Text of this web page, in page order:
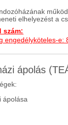
elhelyezést a
szám:
engedélyköteles-e:
ápolás
ápolása